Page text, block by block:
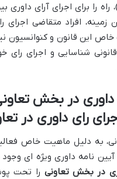
1958)، راه را برای اجرای آرای
زمینه، افراد متقاضی اجرای
خاص این قانون و کنوانسیون
شناسایی و اجرای رای
داوری در بخش
رای داوری در
به دلیل ماهیت خاص
نامه داوری ویژه ای وجود
در بخش تعاونی را تحت